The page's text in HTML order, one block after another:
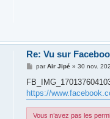
Re: Vu sur
M
s
s
a
e
parAir Jipé »30 nov.
https://
Vous n’avez pas les